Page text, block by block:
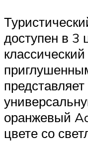
доступен в 3
оранжевый
цвете со